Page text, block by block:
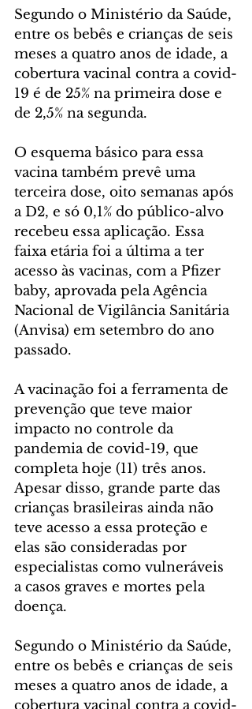
Segundo o Ministério da Saúde,
entre os bebês e crianças de seis
meses a quatro anos de idade, a
cobertura vacinal contra a covid-
19 é de 25% na primeira dose e
de 2,5% na segunda.
O esquema básico para essa
vacina também prevê uma
terceira dose, oito semanas após
a D2, e só 0,1% do público-alvo
recebeu essa aplicação. Essa
faixa etária foi a última a ter
acesso às vacinas, com a Pfizer
baby, aprovada pela Agência
Nacional de Vigilância Sanitária
(Anvisa) em setembro do ano
passado.
A vacinação foi a ferramenta de
prevenção que teve maior
impacto no controle da
pandemia de covid-19, que
completa hoje (11) três anos.
Apesar disso, grande parte das
crianças brasileiras ainda não
teve acesso a essa proteção e
elas são consideradas por
especialistas como vulneráveis
a casos graves e mortes pela
doença.
Segundo o Ministério da Saúde,
entre os bebês e crianças de seis
meses a quatro anos de idade, a
cobertura vacinal contra a covid-